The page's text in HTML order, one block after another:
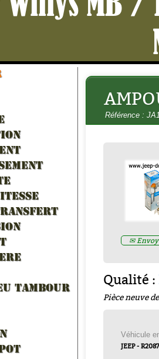
TAMBOUR
Référence :
✉
Qualité :
Pièce neuve
Véhicule
JEEP -
AMPOULE 6V 36/36W 2
BLANCHE - BA21d-
Prix : 5.00€ HT